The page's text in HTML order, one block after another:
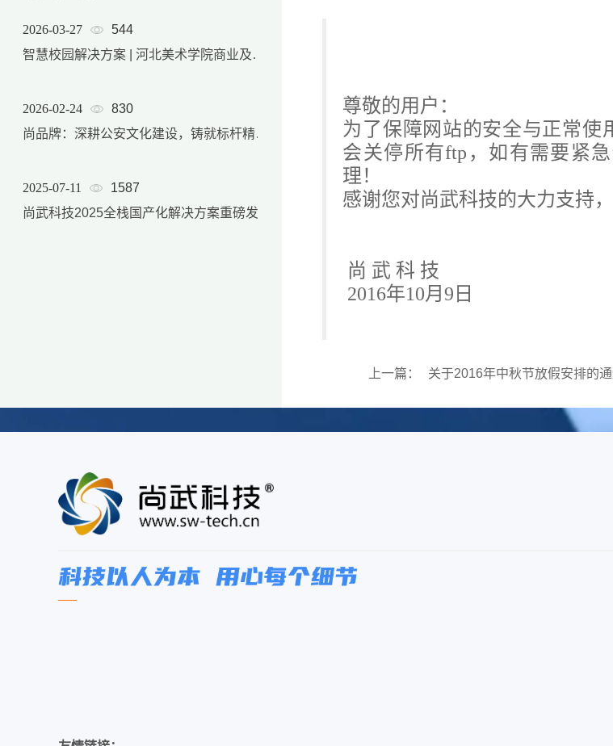
2026-03-27
544
智慧校园解决方案 | 河北美术学院商业及后勤产品服务体系
2026-02-24
830
尚品牌：深耕公安文化建设，铸就标杆精品项目
2025-07-11
1587
尊敬的用户：
为了保障网站的安全与正常使
会关停所有ftp，如有需要紧
理！
感谢您对尚武科技的大力支持
尚 武 科 技
2016年10月9日
上一篇： 关于2016年中秋节放假安排的通